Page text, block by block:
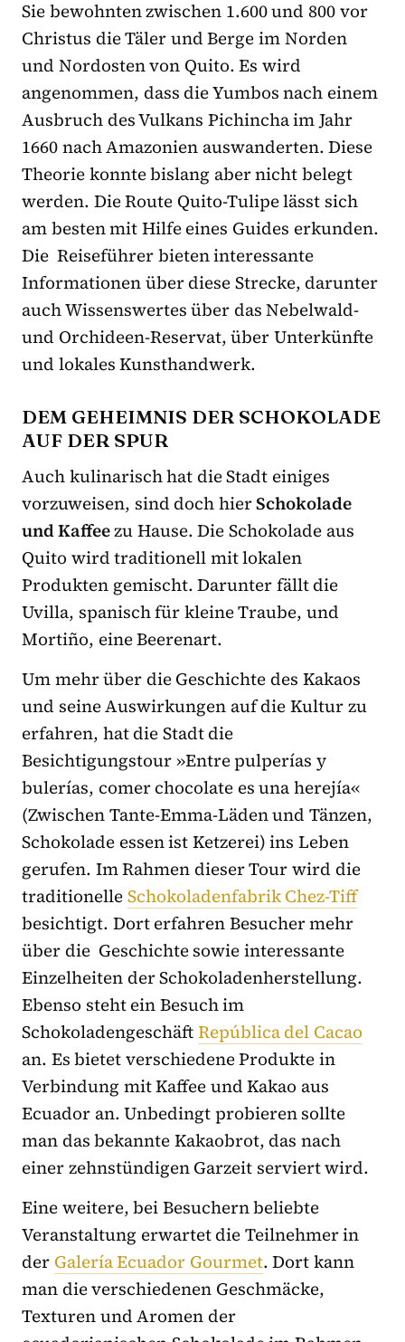
Sie bewohnten zwischen 1.600 und 800 vor
Christus die Täler und Berge im Norden
und Nordosten von Quito. Es wird
angenommen, dass die Yumbos nach einem
Ausbruch des Vulkans Pichincha im Jahr
1660 nach Amazonien auswanderten. Diese
Theorie konnte bislang aber nicht belegt
werden. Die Route Quito-Tulipe lässt sich
am besten mit Hilfe eines Guides erkunden.
Die Reiseführer bieten interessante
Informationen über diese Strecke, darunter
auch Wissenswertes über das Nebelwald-
und Orchideen-Reservat, über Unterkünfte
und lokales Kunsthandwerk.
DEM GEHEIMNIS DER SCHOKOLADE
AUF DER SPUR
Auch kulinarisch hat die Stadt einiges
vorzuweisen, sind doch hierSchokolade
und Kaffeezu Hause. Die Schokolade aus
Quito wird traditionell mit lokalen
Produkten gemischt. Darunter fällt die
Uvilla, spanisch für kleine Traube, und
Mortiño, eine Beerenart.
Um mehr über die Geschichte des Kakaos
und seine Auswirkungen auf die Kultur zu
erfahren, hat die Stadt die
Besichtigungstour »Entre pulperías y
bulerías, comer chocolate es una herejía«
(Zwischen Tante-Emma-Läden und Tänzen,
Schokolade essen ist Ketzerei) ins Leben
gerufen. Im Rahmen dieser Tour wird die
traditionelleSchokoladenfabrik Chez-Tiff
besichtigt. Dort erfahren Besucher mehr
über die Geschichte sowie interessante
Einzelheiten der Schokoladenherstellung.
Ebenso steht ein Besuch im
SchokoladengeschäftRepública del Cacao
an. Es bietet verschiedene Produkte in
Verbindung mit Kaffee und Kakao aus
Ecuador an. Unbedingt probieren sollte
man das bekannte Kakaobrot, das nach
einer zehnstündigen Garzeit serviert wird.
Eine weitere, bei Besuchern beliebte
Veranstaltung erwartet die Teilnehmer in
der Galería Ecuador Gourmet. Dort kann
man die verschiedenen Geschmäcke,
Texturen und Aromen der